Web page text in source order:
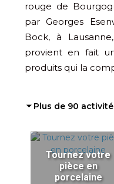
rouge de
par Georges
Bock, à
provient en fait
produits qui la
⏷ Plus de 90
Tournez votre
pièce en
porcelaine